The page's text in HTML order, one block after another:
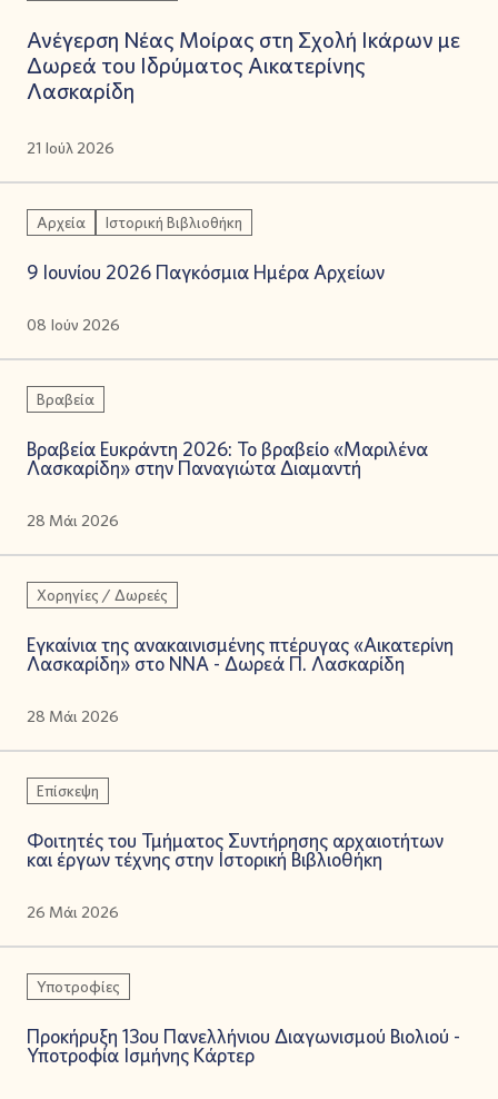
Ανέγερση Νέας Μοίρας στη Σχολή Ικάρων με
Δωρεά του Ιδρύματος Αικατερίνης
Λασκαρίδη
21 Ιούλ 2026
Αρχεία Ιστορική Βιβλιοθήκη
9 Ιουνίου 2026 Παγκόσμια Ημέρα Αρχείων
08 Ιούν 2026
Βραβεία
Βραβεία Ευκράντη 2026: Το βραβείο «Μαριλένα
Λασκαρίδη» στην Παναγιώτα Διαμαντή
28 Μάι 2026
Χορηγίες / Δωρεές
Εγκαίνια της ανακαινισμένης πτέρυγας «Αικατερίνη
Λασκαρίδη» στο ΝΝΑ - Δωρεά Π. Λασκαρίδη
28 Μάι 2026
Επίσκεψη
Φοιτητές του Τμήματος Συντήρησης αρχαιοτήτων
και έργων τέχνης στην Ιστορική Βιβλιοθήκη
26 Μάι 2026
Υποτροφίες
Προκήρυξη 13ου Πανελλήνιου Διαγωνισμού Βιολιού -
Υποτροφία Ισμήνης Κάρτερ